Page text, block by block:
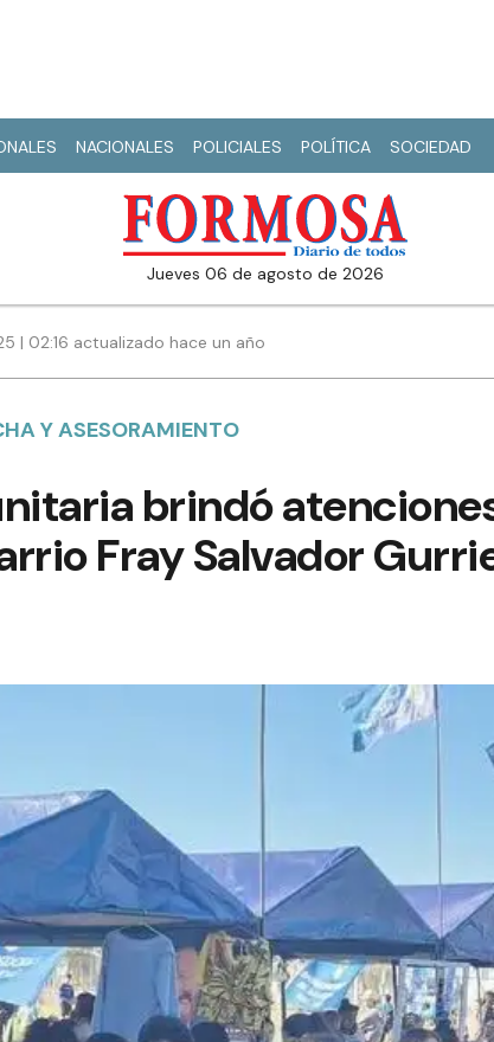
NACIONALES POLICIALES POLÍTICA SOCIEDAD
jueves 06 de agosto de 2026
| 02:16 actualizado hace un año
Y ASESORAMIENTO
brindó
Fray Salvador